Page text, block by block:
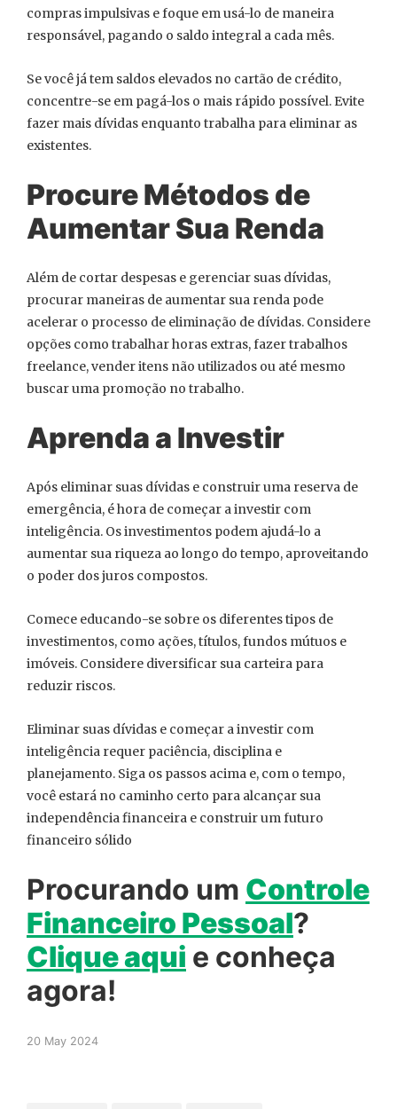
compras impulsivas e foque em usá-lo de maneira
responsável, pagando o saldo integral a cada mês.
Se você já tem saldos elevados no cartão de crédito,
concentre-se em pagá-los o mais rápido possível. Evite
fazer mais dívidas enquanto trabalha para eliminar as
existentes.
Procure Métodos de
Aumentar Sua Renda
Além de cortar despesas e gerenciar suas dívidas,
procurar maneiras de aumentar sua renda pode
acelerar o processo de eliminação de dívidas. Considere
opções como trabalhar horas extras, fazer trabalhos
freelance, vender itens não utilizados ou até mesmo
buscar uma promoção no trabalho.
Aprenda a Investir
Após eliminar suas dívidas e construir uma reserva de
emergência, é hora de começar a investir com
inteligência. Os investimentos podem ajudá-lo a
aumentar sua riqueza ao longo do tempo, aproveitando
o poder dos juros compostos.
Comece educando-se sobre os diferentes tipos de
investimentos, como ações, títulos, fundos mútuos e
imóveis. Considere diversificar sua carteira para
reduzir riscos.
Eliminar suas dívidas e começar a investir com
inteligência requer paciência, disciplina e
planejamento. Siga os passos acima e, com o tempo,
você estará no caminho certo para alcançar sua
independência financeira e construir um futuro
financeiro sólido
Procurando um Controle
Financeiro Pessoal?
Clique aqui e conheça
agora!
20 May 2024